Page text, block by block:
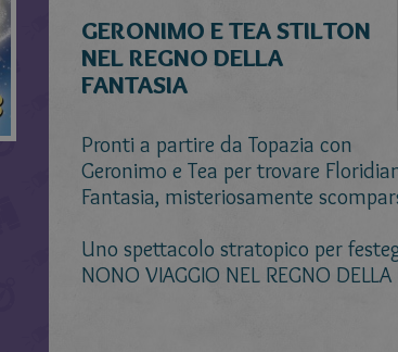
GERONIMO E TEA STILTON
NEL REGNO DELLA
FANTASIA
Pronti a partire da Topazia con
Geronimo e Tea per trovare
Fantasia, misteriosamente
Uno spettacolo stratopico per
NONO VIAGGIO NEL REGNO DELLA